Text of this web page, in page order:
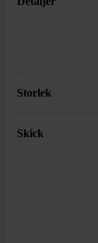
Storlek
Skick